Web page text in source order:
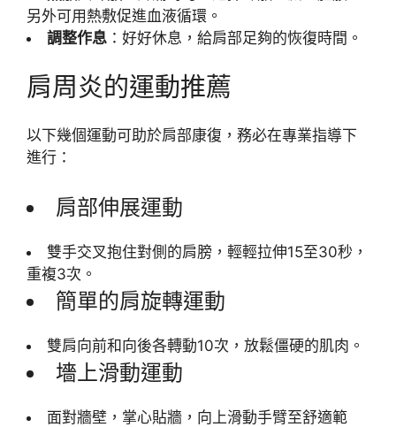
另外可用熱敷促進血液循環。
調整作息 ：好好休息，給肩部足夠的恢復時間。
肩周炎的運動推薦
以下幾個運動可助於肩部康復，務必在專業指導下
進行：
肩部伸展運動
雙手交叉抱住對側的肩膀，輕輕拉伸15至30秒，
重複3次。
簡單的肩旋轉運動
雙肩向前和向後各轉動10次，放鬆僵硬的肌肉。
墻上滑動運動
面對牆壁，掌心貼牆，向上滑動手臂至舒適範